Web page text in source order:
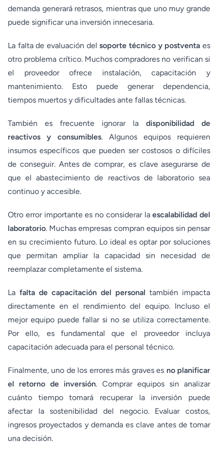
demanda generará retrasos, mientras que uno muy grande
puede significar una inversión innecesaria.
La falta de evaluación delsoporte técnico y postventa es
otro problema crítico. Muchos compradores no verifican si
el proveedor ofrece instalación, capacitación y
mantenimiento. Esto puede generar dependencia,
tiempos muertos y dificultades ante fallas técnicas.
También es frecuente ignorar la disponibilidad de
reactivos y consumibles. Algunos equipos requieren
insumos específicos que pueden ser costosos o difíciles
de conseguir. Antes de comprar, es clave asegurarse de
que el abastecimiento de reactivos de laboratorio sea
continuo y accesible.
Otro error importante es no considerar laescalabilidad del
laboratorio. Muchas empresas compran equipos sin pensar
en su crecimiento futuro. Lo ideal es optar por soluciones
que permitan ampliar la capacidad sin necesidad de
reemplazar completamente el sistema.
La falta de capacitación del personal también impacta
directamente en el rendimiento del equipo. Incluso el
mejor equipo puede fallar si no se utiliza correctamente.
Por ello, es fundamental que el proveedor incluya
capacitación adecuada para el personal técnico.
Finalmente, uno de los errores más graves es no planificar
el retorno de inversión. Comprar equipos sin analizar
cuánto tiempo tomará recuperar la inversión puede
afectar la sostenibilidad del negocio. Evaluar costos,
ingresos proyectados y demanda es clave antes de tomar
una decisión.